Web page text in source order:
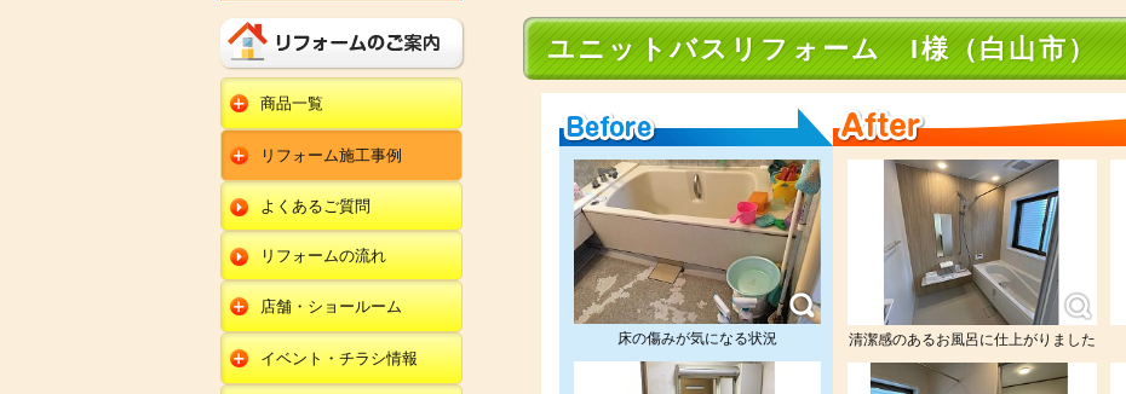
ユニットバスリフォーム I様（白山市）
Before
床の傷みが気になる状況 清潔感のあるお風呂に仕上がりました
商品一覧
水回りリフォーム
キッチンリフォーム
ユニットバスリフォー
ム
トイレリフォーム
洗面化粧台リフォー
ム
オール電化セット
エコキュート
給湯器
エクステリア
外壁塗装
内装リフォーム
リフォーム施工事例
キッチン
ユニットバス
トイレ
洗面化粧台
エクステリア
よくあるご質問
リフォームの流れ
店舗・ショールーム
田鶴浜店
金沢野々市店
イベント・チラシ情報
田鶴浜店